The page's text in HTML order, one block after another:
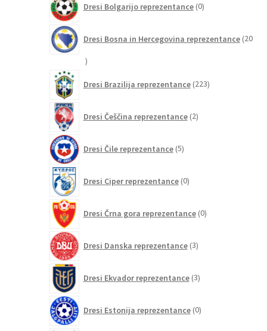
Dresi Bolgarijo reprezentance 0izdelkov
Dresi Bosna in Hercegovina reprezentance 20
20
Dresi Brazilija reprezentance 223izdelkov
Dresi Češčina reprezentance 2izdelka
Dresi Čile reprezentance 5izdelkov
Dresi Ciper reprezentance 0izdelkov
Dresi Črna gora reprezentance 0izdelkov
Dresi Danska reprezentance 3izdelki
Dresi Ekvador reprezentance 3izdelki
Dresi Estonija reprezentance 0izdelkov